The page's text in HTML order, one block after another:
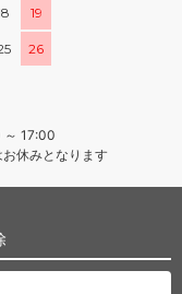
19
26
～ 17:00
休みとなります